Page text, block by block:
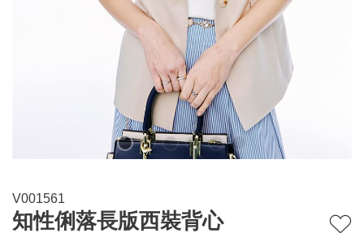
V001561
知性俐落長版西裝背心